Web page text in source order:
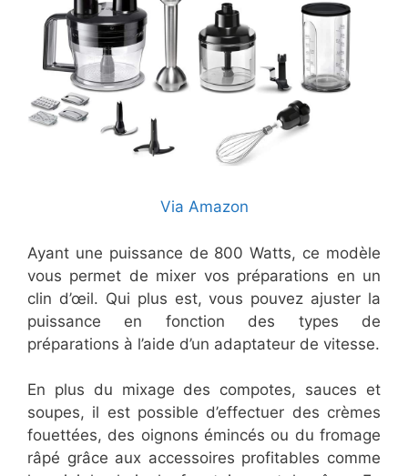
Via Amazon
Ayant une puissance de 800 Watts, ce modèle
vous permet de mixer vos préparations en un
clin d’œil. Qui plus est, vous pouvez ajuster la
puissance en fonction des types de
préparations à l’aide d’un adaptateur de vitesse.
En plus du mixage des compotes, sauces et
soupes, il est possible d’effectuer des crèmes
fouettées, des oignons émincés ou du fromage
râpé grâce aux accessoires profitables comme